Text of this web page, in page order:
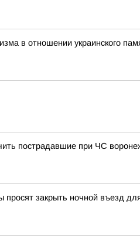
в отношении украинского
пострадавшие при ЧС
просят закрыть ночной въезд